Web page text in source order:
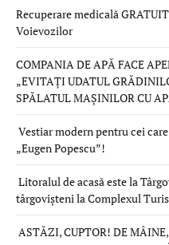
Recuperare medicală
Voievozilor
COMPANIA DE APĂ FACE
„EVITAȚI UDATUL
SPĂLATUL MAȘINILOR CU
Vestiar modern pentru cei
„Eugen Popescu”!
Litoralul de acasă este la
târgovișteni la Complexul
ASTĂZI, CUPTOR! DE